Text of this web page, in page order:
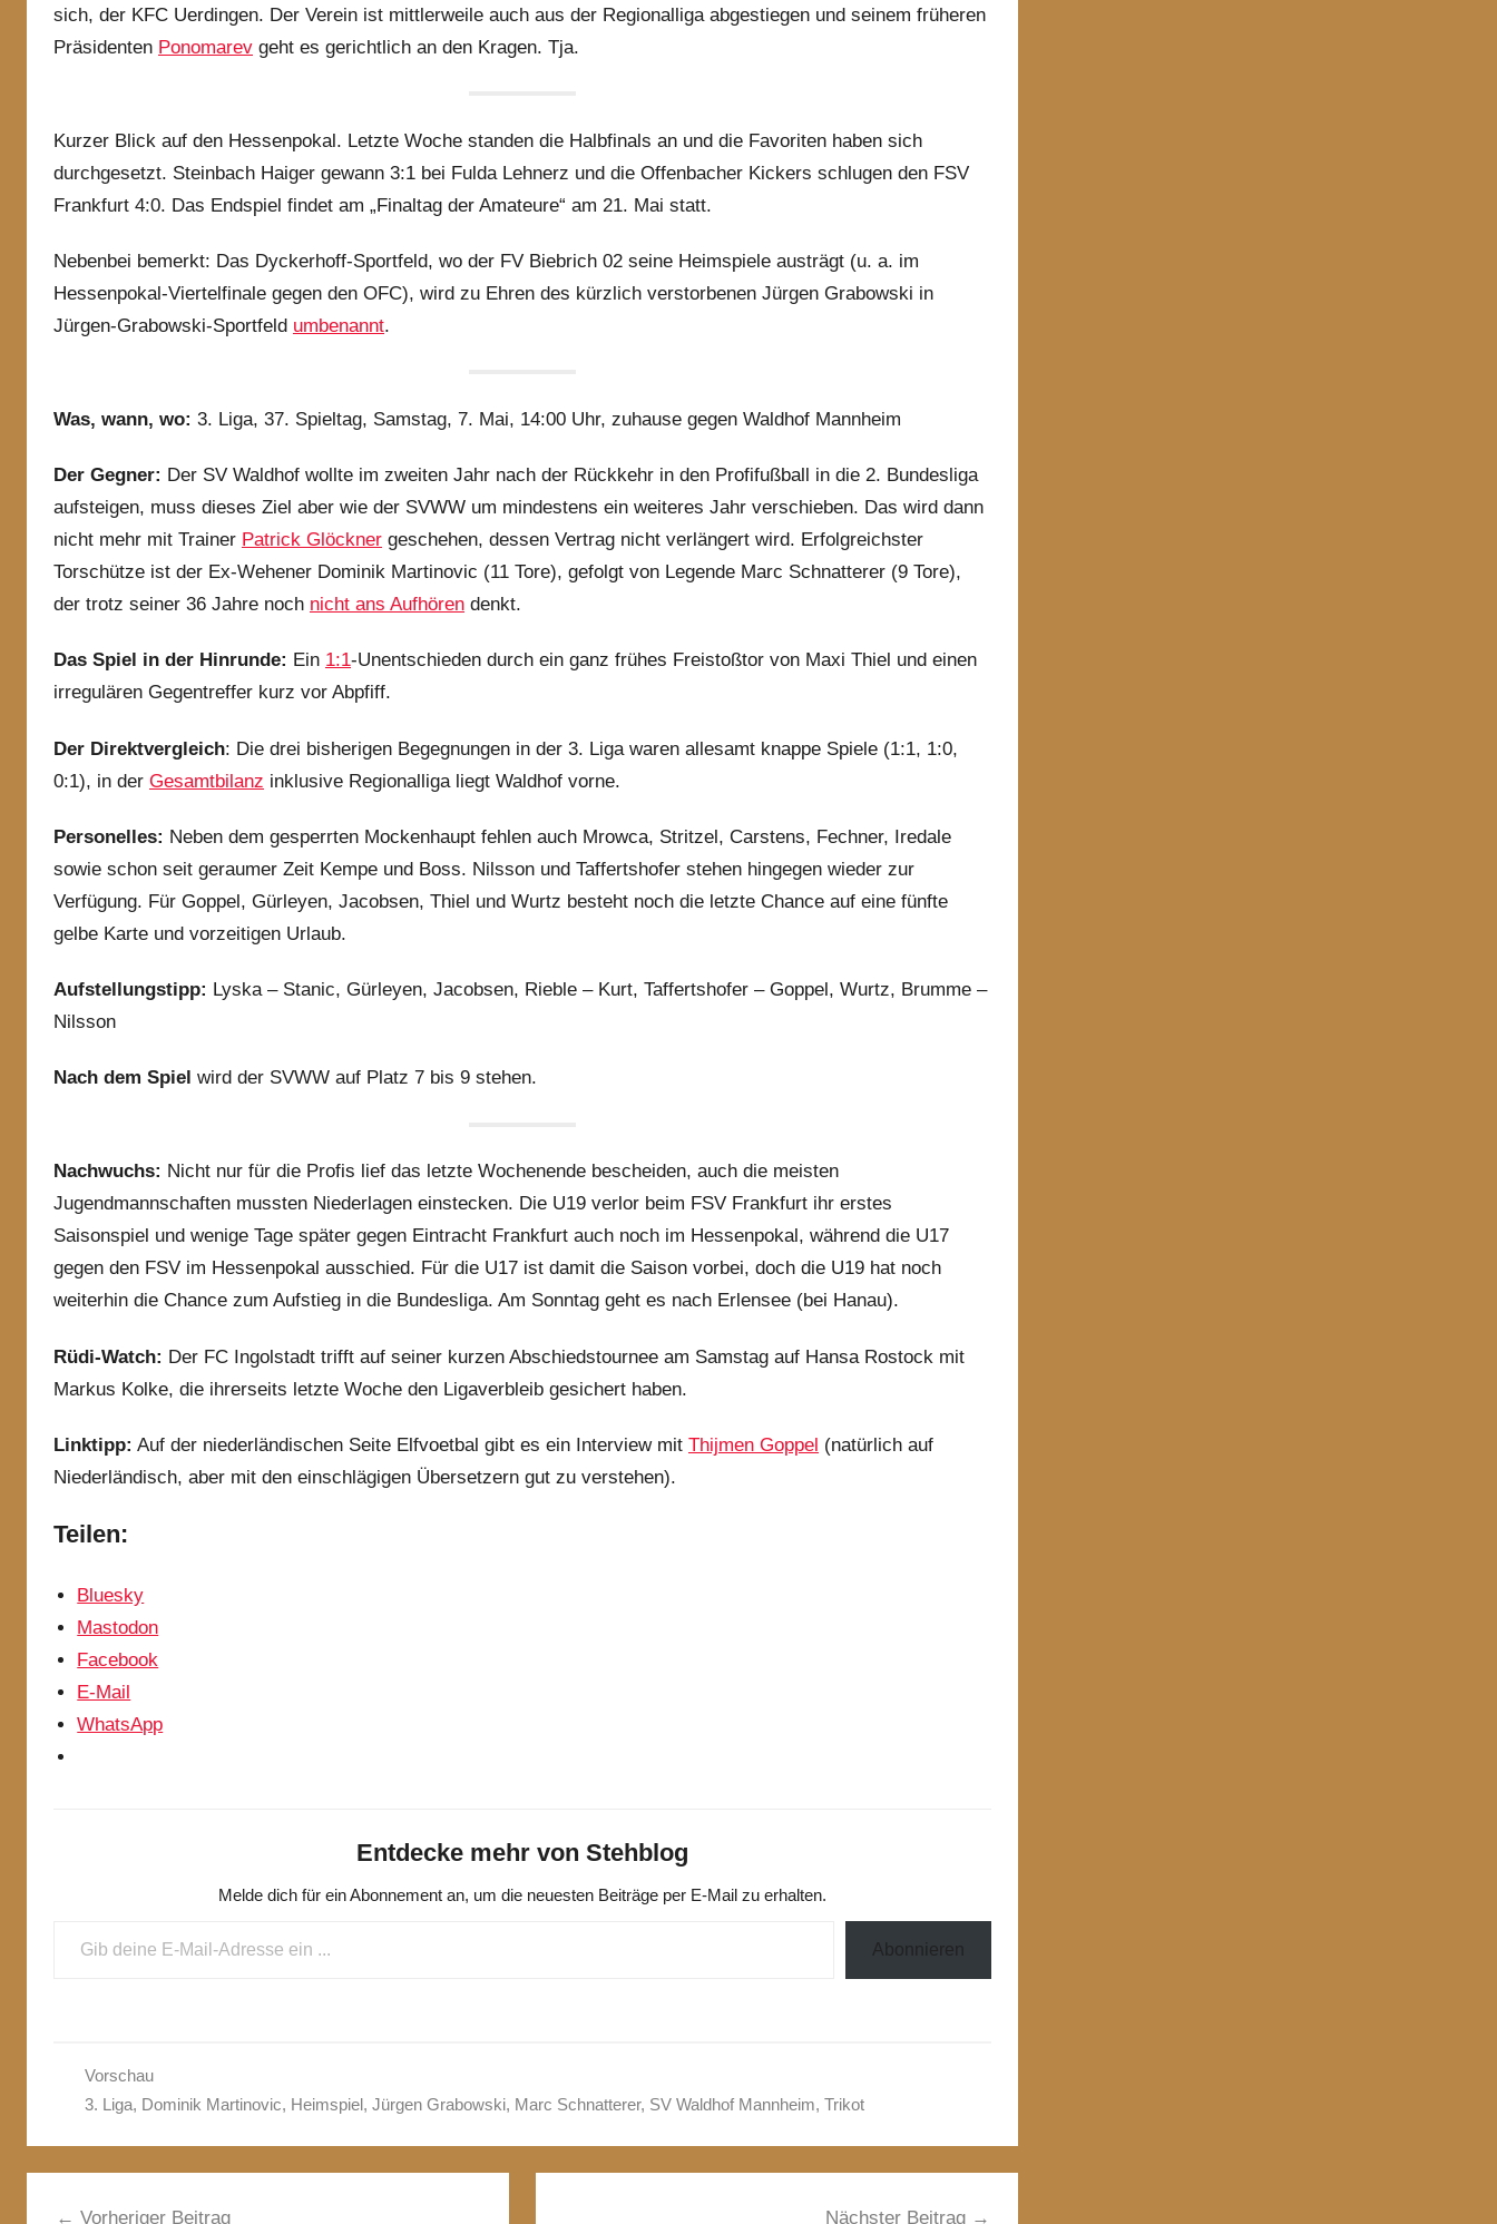
sich, der KFC Uerdingen. Der Verein ist mittlerweile auch aus der Regionalliga abgestiegen und seinem früheren
Präsidenten Ponomarev geht es gerichtlich an den Kragen. Tja.
Kurzer Blick auf den Hessenpokal. Letzte Woche standen die Halbfinals an und die Favoriten haben sich
durchgesetzt. Steinbach Haiger gewann 3:1 bei Fulda Lehnerz und die Offenbacher Kickers schlugen den FSV
Frankfurt 4:0. Das Endspiel findet am „Finaltag der Amateure“ am 21. Mai statt.
Nebenbei bemerkt: Das Dyckerhoff-Sportfeld, wo der FV Biebrich 02 seine Heimspiele austrägt (u. a. im
Hessenpokal-Viertelfinale gegen den OFC), wird zu Ehren des kürzlich verstorbenen Jürgen Grabowski in
Jürgen-Grabowski-Sportfeld umbenannt.
Was, wann, wo: 3. Liga, 37. Spieltag, Samstag, 7. Mai, 14:00 Uhr, zuhause gegen Waldhof Mannheim
Der Gegner: Der SV Waldhof wollte im zweiten Jahr nach der Rückkehr in den Profifußball in die 2. Bundesliga
aufsteigen, muss dieses Ziel aber wie der SVWW um mindestens ein weiteres Jahr verschieben. Das wird dann
nicht mehr mit Trainer Patrick Glöckner geschehen, dessen Vertrag nicht verlängert wird. Erfolgreichster
Torschütze ist der Ex-Wehener Dominik Martinovic (11 Tore), gefolgt von Legende Marc Schnatterer (9 Tore),
der trotz seiner 36 Jahre noch nicht ans Aufhören denkt.
Das Spiel in der Hinrunde: Ein 1:1-Unentschieden durch ein ganz frühes Freistoßtor von Maxi Thiel und einen
irregulären Gegentreffer kurz vor Abpfiff.
Der Direktvergleich: Die drei bisherigen Begegnungen in der 3. Liga waren allesamt knappe Spiele (1:1, 1:0,
0:1), in der Gesamtbilanz inklusive Regionalliga liegt Waldhof vorne.
Personelles: Neben dem gesperrten Mockenhaupt fehlen auch Mrowca, Stritzel, Carstens, Fechner, Iredale
sowie schon seit geraumer Zeit Kempe und Boss. Nilsson und Taffertshofer stehen hingegen wieder zur
Verfügung. Für Goppel, Gürleyen, Jacobsen, Thiel und Wurtz besteht noch die letzte Chance auf eine fünfte
gelbe Karte und vorzeitigen Urlaub.
Aufstellungstipp: Lyska – Stanic, Gürleyen, Jacobsen, Rieble – Kurt, Taffertshofer – Goppel, Wurtz, Brumme –
Nilsson
Nach dem Spiel wird der SVWW auf Platz 7 bis 9 stehen.
Nachwuchs: Nicht nur für die Profis lief das letzte Wochenende bescheiden, auch die meisten
Jugendmannschaften mussten Niederlagen einstecken. Die U19 verlor beim FSV Frankfurt ihr erstes
Saisonspiel und wenige Tage später gegen Eintracht Frankfurt auch noch im Hessenpokal, während die U17
gegen den FSV im Hessenpokal ausschied. Für die U17 ist damit die Saison vorbei, doch die U19 hat noch
weiterhin die Chance zum Aufstieg in die Bundesliga. Am Sonntag geht es nach Erlensee (bei Hanau).
Rüdi-Watch: Der FC Ingolstadt trifft auf seiner kurzen Abschiedstournee am Samstag auf Hansa Rostock mit
Markus Kolke, die ihrerseits letzte Woche den Ligaverbleib gesichert haben.
Linktipp: Auf der niederländischen Seite Elfvoetbal gibt es ein Interview mit Thijmen Goppel (natürlich auf
Niederländisch, aber mit den einschlägigen Übersetzern gut zu verstehen).
Teilen:
Bluesky
Mastodon
Facebook
E-Mail
WhatsApp
Entdecke mehr von Stehblog
Melde dich für ein Abonnement an, um die neuesten Beiträge per E-Mail zu erhalten.
Abonnieren
Vorschau
3. Liga, Dominik Martinovic, Heimspiel, Jürgen Grabowski, Marc Schnatterer, SV Waldhof Mannheim, Trikot
Vorheriger Beitrag Nächster Beitrag